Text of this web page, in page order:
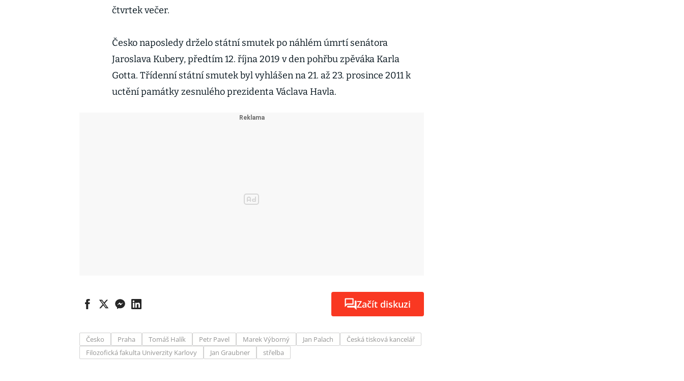
čtvrtek večer.
Česko naposledy drželo státní smutek po náhlém úmrtí senátora
Jaroslava Kubery, předtím 12. října 2019 v den pohřbu zpěváka Karla
Gotta. Třídenní státní smutek byl vyhlášen na 21. až 23. prosince 2011 k
uctění památky zesnulého prezidenta Václava Havla.
Začít diskuzi
Česko Praha Tomáš Halík Petr Pavel Marek Výborný Jan Palach
Česká tisková kancelář
Filozofická fakulta Univerzity Karlovy
Jan Graubner střelba